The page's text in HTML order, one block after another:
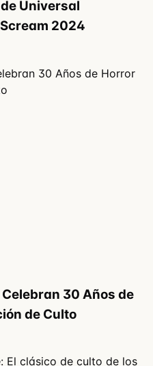
Universal
2024
30 Años de
de Culto